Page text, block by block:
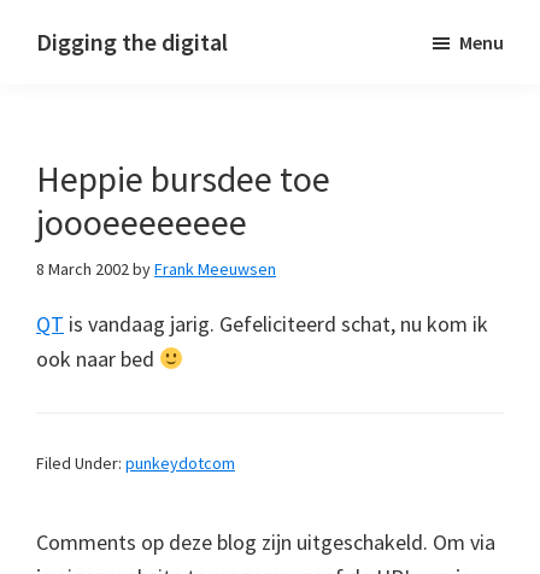
Digging the digital Menu
Heppie bursdee toe
joooeeeeeeee
8 March 2002byFrank Meeuwsen
QT is vandaag jarig. Gefeliciteerd schat, nu kom ik
ook naar bed
Filed Under: punkeydotcom
Comments op deze blog zijn uitgeschakeld. Om via